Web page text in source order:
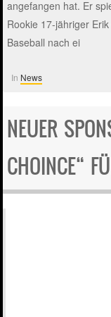
angefangen hat. Er
Rookie 17-jähriger
Baseball nach ei
In News
NEUER
CHOINCE“